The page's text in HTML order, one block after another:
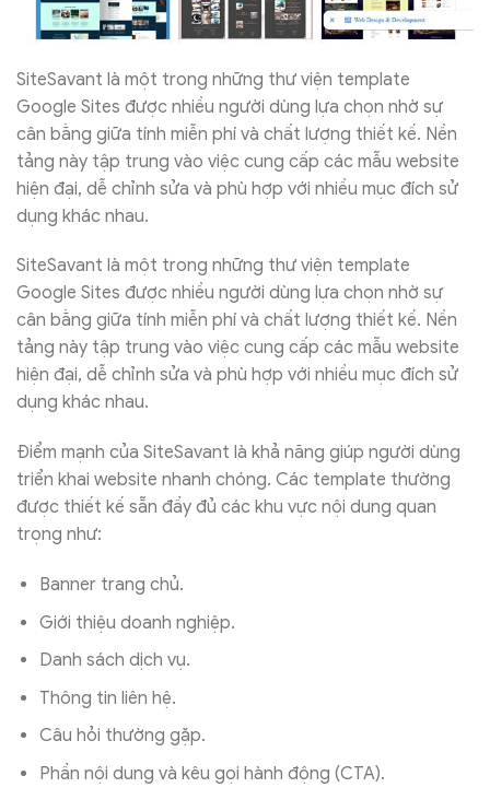
SiteSavant là một trong những thư viện template
Google Sites được nhiều người dùng lựa chọn nhờ sự
cân bằng giữa tính miễn phí và chất lượng thiết kế. Nền
tảng này tập trung vào việc cung cấp các mẫu website
hiện đại, dễ chỉnh sửa và phù hợp với nhiều mục đích sử
dụng khác nhau.
SiteSavant là một trong những thư viện template
Google Sites được nhiều người dùng lựa chọn nhờ sự
cân bằng giữa tính miễn phí và chất lượng thiết kế. Nền
tảng này tập trung vào việc cung cấp các mẫu website
hiện đại, dễ chỉnh sửa và phù hợp với nhiều mục đích sử
dụng khác nhau.
Điểm mạnh của SiteSavant là khả năng giúp người dùng
triển khai website nhanh chóng. Các template thường
được thiết kế sẵn đầy đủ các khu vực nội dung quan
trọng như:
Banner trang chủ.
Giới thiệu doanh nghiệp.
Danh sách dịch vụ.
Thông tin liên hệ.
Câu hỏi thường gặp.
Phần nội dung và kêu gọi hành động (CTA).